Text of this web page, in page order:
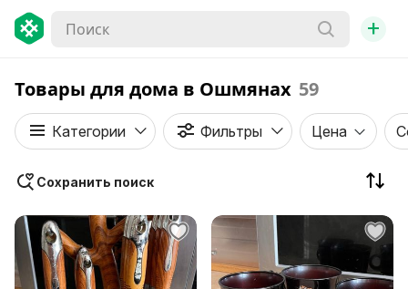
+
Товары для дома в Ошмянах 59
Категории Фильтры Цена
Сохранить поиск